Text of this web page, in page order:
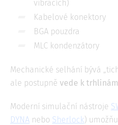
vibracích)
Kabelové konektory
BGA pouzdra
MLC kondenzátory
Mechanické selhání bývá
ale postupně vede k
Moderní simulační nástroje
DYNA nebo Sherlock)